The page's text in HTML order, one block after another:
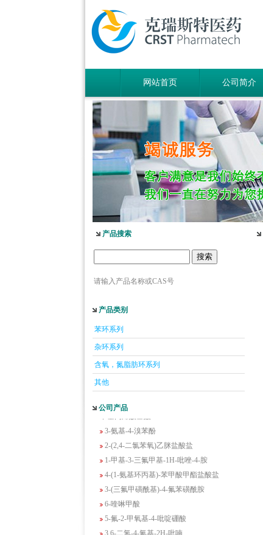
网站首页 公司简介
产品搜索
请输入产品名称或CAS号
产品类别
苯环系列
杂环系列
含氧，氮脂肪环系列
其他
公司产品
1-吡啶-2-基-2-丙酮
2-甲基-6-羟基-4-嘧啶甲酸
3-氟-2-硝基苯甲酸
2-羟甲基-4-氨基吡啶
甲基丙烯酸乙酯
3-氨基-4-溴苯酚
2-(2,4-二氯苯氧)乙脒盐酸盐
1-甲基-3-三氟甲基-1H-吡唑-4-胺
4-(1-氨基环丙基)-苯甲酸甲酯盐酸盐
3-(三氟甲磺酰基)-4-氟苯磺酰胺
6-喹啉甲酸
5-氟-2-甲氧基-4-吡啶硼酸
3,6-二氢-4-氰基-2H-吡喃